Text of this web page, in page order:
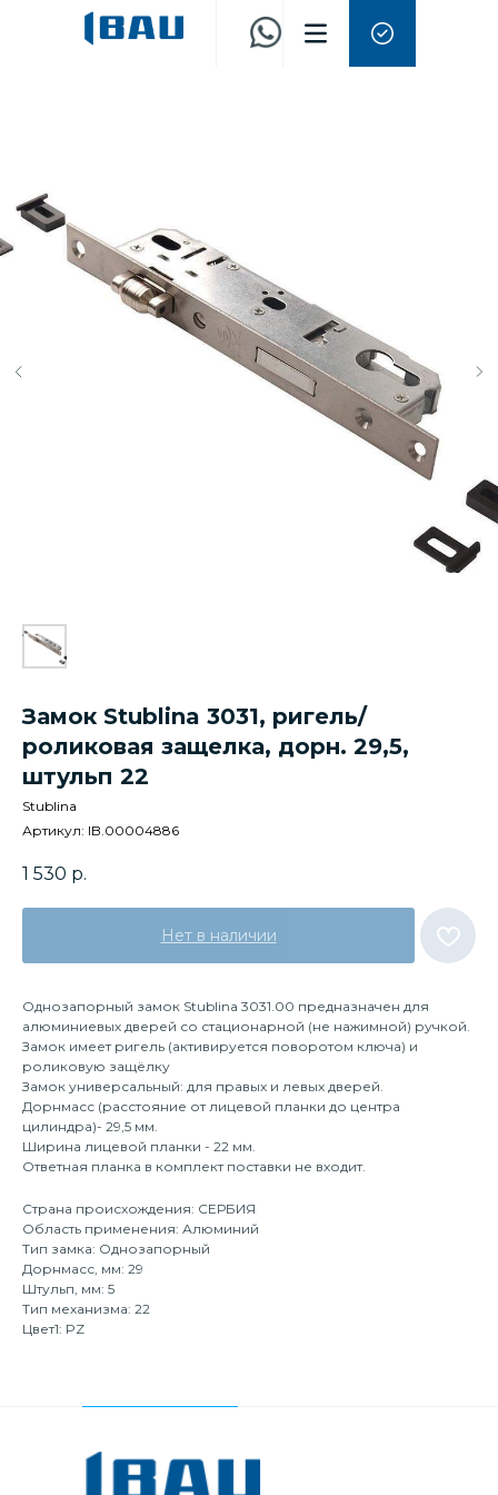
Замок Stublina 3031, ригель/
роликовая защелка, дорн. 29,5,
штульп 22
Stublina
Артикул: IB.00004886
1 530 р.
Нет в наличии
Однозапорный замок Stublina 3031.00 предназначен для
алюминиевых дверей со стационарной (не нажимной) ручкой.
Замок имеет ригель (активируется поворотом ключа) и
роликовую защёлку
Замок универсальный: для правых и левых дверей.
Дорнмасс (расстояние от лицевой планки до центра
цилиндра)- 29,5 мм.
Ширина лицевой планки - 22 мм.
Ответная планка в комплект поставки не входит.
Страна происхождения: СЕРБИЯ
Область применения: Алюминий
Тип замка: Однозапорный
Дорнмасс, мм: 29
Штульп, мм: 5
Тип механизма: 22
Цвет1: PZ